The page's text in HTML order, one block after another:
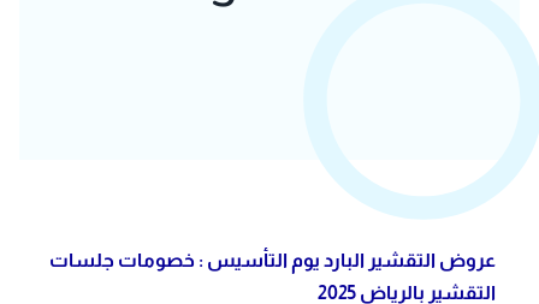
عروض التقشير البارد يوم التأسيس : خصومات جلسات
التقشير بالرياض 2025